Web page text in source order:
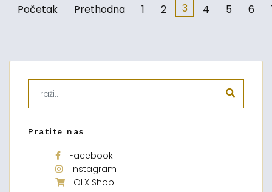
Početak Prethodna 1 2 3 4 5 6
Pratite nas
Facebook
Instagram
OLX Shop